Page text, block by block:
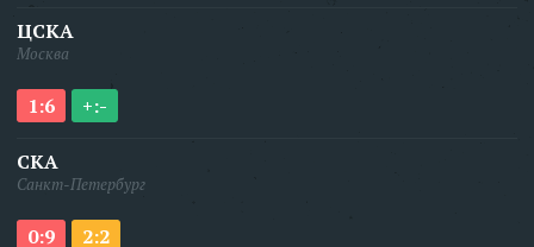
ЦСКА
Москва
1:6 +:-
СКА
Санкт-Петербург
0:9 2:2